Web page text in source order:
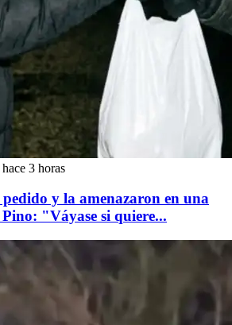
hace 3 horas
y la amenazaron en una
"Váyase si quiere...